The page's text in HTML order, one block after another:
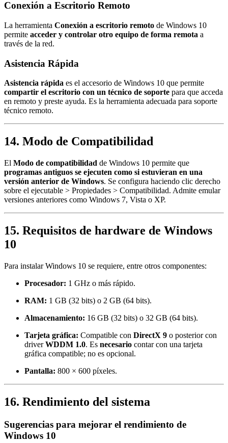
Conexión a Escritorio Remoto
La herramienta Conexión a escritorio remoto de Windows 10
permite acceder y controlar otro equipo de forma remota a
través de la red.
Asistencia Rápida
Asistencia rápida es el accesorio de Windows 10 que permite
compartir el escritorio con un técnico de soporte para que acceda
en remoto y preste ayuda. Es la herramienta adecuada para soporte
técnico remoto.
14. Modo de Compatibilidad
El Modo de compatibilidad de Windows 10 permite que
programas antiguos se ejecuten como si estuvieran en una
versión anterior de Windows. Se configura haciendo clic derecho
sobre el ejecutable > Propiedades > Compatibilidad. Admite emular
versiones anteriores como Windows 7, Vista o XP.
15. Requisitos de hardware de Windows
10
Para instalar Windows 10 se requiere, entre otros componentes:
Procesador: 1 GHz o más rápido.
RAM: 1 GB (32 bits) o 2 GB (64 bits).
Almacenamiento: 16 GB (32 bits) o 32 GB (64 bits).
Tarjeta gráfica: Compatible con DirectX 9 o posterior con
driverWDDM 1.0. Es necesario contar con una tarjeta
gráfica compatible; no es opcional.
Pantalla: 800 × 600 píxeles.
16. Rendimiento del sistema
Sugerencias para mejorar el rendimiento de
Windows 10